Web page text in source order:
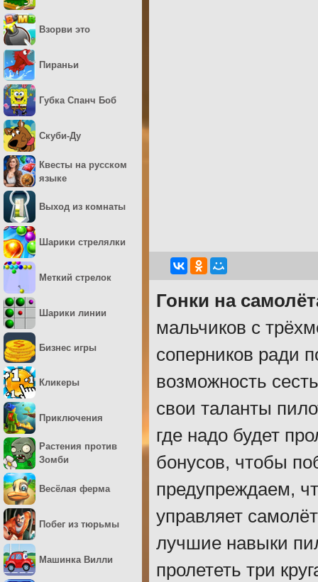
Гонки на
мальчиков с
соперников ради
возможность
свои таланты
где надо будет
бонусов, чтобы
предупреждаем,
управляет
лучшие навыки
пролететь три
Взорви это
Пираньи
Губка Спанч Боб
Скуби-Ду
Квесты на русском
языке
Выход из комнаты
Шарики стрелялки
Меткий стрелок
Шарики линии
Бизнес игры
Кликеры
Приключения
Растения против
Зомби
Весёлая ферма
Побег из тюрьмы
Машинка Вилли